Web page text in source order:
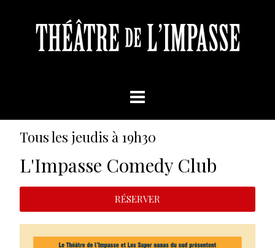
Tous les jeudis à 19h30
L'Impasse Comedy Club
RÉSERVER